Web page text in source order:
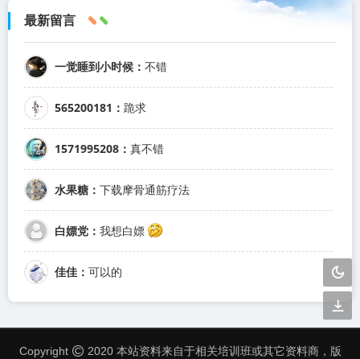
最新留言
一觉睡到小时候： 不错
565200181： 跪求
1571995208： 真不错
水果糖： 下载摩骨通筋疗法
白嫖党： 我想白嫖
佳佳： 可以的
Copyright 2020 本站资料来自于相关培训班或其它资料商，版